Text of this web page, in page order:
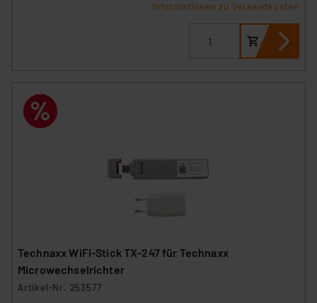
Informationen zu Versandkosten
Technaxx WiFi-Stick TX-247 für Technaxx
Microwechselrichter
Artikel-Nr. 253577